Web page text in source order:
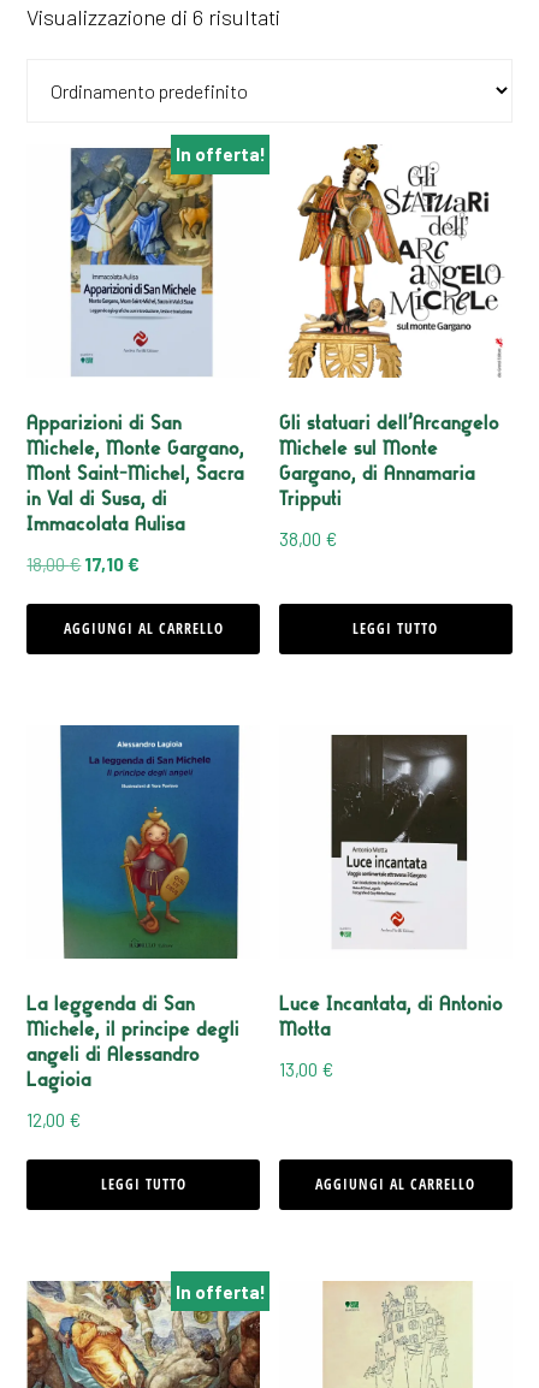
Visualizzazione di 6 risultati
In offerta!
Apparizioni di San
Michele, Monte Gargano,
Mont Saint-Michel, Sacra
in Val di Susa, di
Immacolata Aulisa
18,00€ Il
originale
17,10€
attuale
AGGIUNGI AL CARRELLO
Gli statuari dell’Arcangelo
Michele sul Monte
Gargano, di Annamaria
Tripputi
38,00 €
LEGGI TUTTO
La leggenda di San
Michele, il principe degli
angeli di Alessandro
Lagioia
12,00 €
LEGGI TUTTO
Luce Incantata, di Antonio
Motta
13,00 €
AGGIUNGI AL CARRELLO
In offerta!